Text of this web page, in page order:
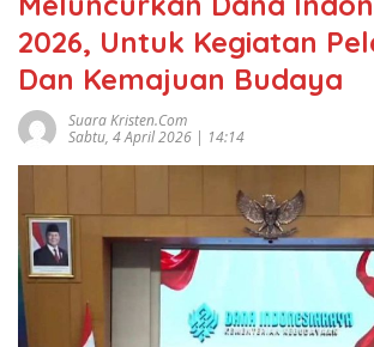
2026, Untuk Kegiatan
Dan Kemajuan Budaya
Suara Kristen.com
Sabtu, 4 April 2026 | 14:14